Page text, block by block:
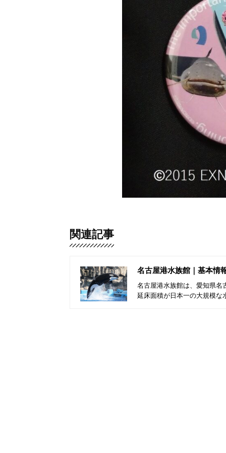
関連記事
名古屋港水族館｜基本情
名古屋港水族館は、愛知県名
延床面積が日本一の大規模